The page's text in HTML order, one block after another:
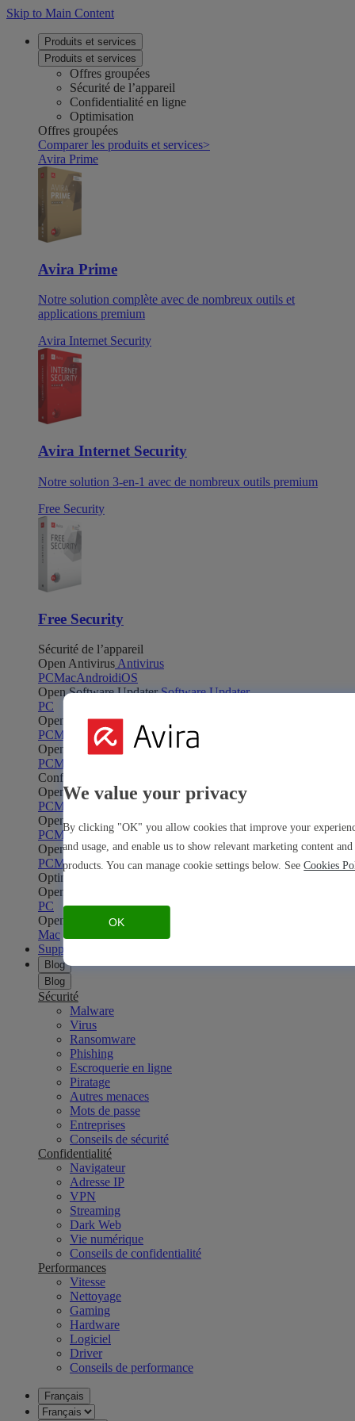
Skip to Main Content
Produits et services
Produits et services
Offres groupées
Sécurité de l’appareil
Confidentialité en ligne
Optimisation
Offres groupées
Comparer les produits et services>
Avira Prime
Avira Prime
Notre solution complète avec de nombreux outils et
applications premium
Avira Internet Security
Avira Internet Security
Notre solution 3-en-1 avec de nombreux outils premium
Free Security
Free Security
Sécurité de l’appareil
Open Antivirus Antivirus
PCMacAndroidiOS
Open Software UpdaterSoftware Updater
PC
Open Safe Shopping
PCMac
Open Avira Browser Safety Avira Browser Safety
PCMac
Confidentialité en ligne
Open Phantom VPN Phantom VPN
PCMac
Open Password Manager
Password Manager
PCMac Android
iOS
Open Avira Secure BrowserAvira Secure Browser
PCMac
Optimisation
Open System Speedup
PC
Open OptimizerOptimizer
Mac
Support
Blog
Blog
Sécurité
Malware
Virus
Ransomware
Phishing
Escroquerie en ligne
Piratage
Autres menaces
Mots de passe
Entreprises
Conseils de sécurité
Confidentialité
Navigateur
Adresse IP
VPN
Streaming
Dark Web
Vie numérique
Conseils de confidentialité
Performances
Vitesse
Nettoyage
Gaming
Hardware
Logiciel
Driver
Conseils de performance
Français
We value your privacy
By clicking "OK" you allow cookies that improve your
and usage, and enable us to show relevant marketing content
products. You can manage cookie settings below. SeeCookies
OK